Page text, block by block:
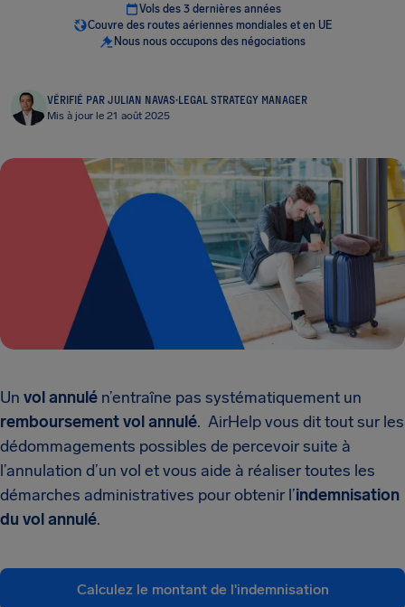
Vols des 3 dernières années
Couvre des routes aériennes mondiales et en UE
Nous nous occupons des négociations
VÉRIFIÉ PAR JULIAN NAVAS·LEGAL STRATEGY MANAGER
Mis à jour le 21 août 2025
Un vol annulé n’entraîne pas systématiquement un
remboursement vol annulé. AirHelp vous dit tout sur les
dédommagements possibles de percevoir suite à
l’annulation d’un vol et vous aide à réaliser toutes les
démarches administratives pour obtenir l’indemnisation
du vol annulé.
Calculez le montant de l'indemnisation